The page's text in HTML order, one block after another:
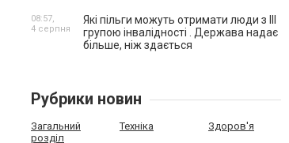
Які пільги можуть отримати люди з III
групою інвалідності . Держава надає
більше, ніж здається
08:57,
4 серпня
Рубрики новин
Загальний
розділ
Техніка Здоров'я